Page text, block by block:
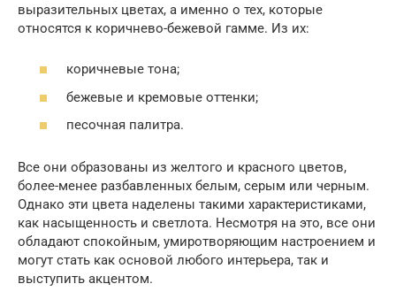
выразительных цветах, а именно о тех, которые
относятся к коричнево-бежевой гамме. Из их:
коричневые тона;
бежевые и кремовые оттенки;
песочная палитра.
Все они образованы из желтого и красного цветов,
более-менее разбавленных белым, серым или черным.
Однако эти цвета наделены такими характеристиками,
как насыщенность и светлота. Несмотря на это, все они
обладают спокойным, умиротворяющим настроением и
могут стать как основой любого интерьера, так и
выступить акцентом.